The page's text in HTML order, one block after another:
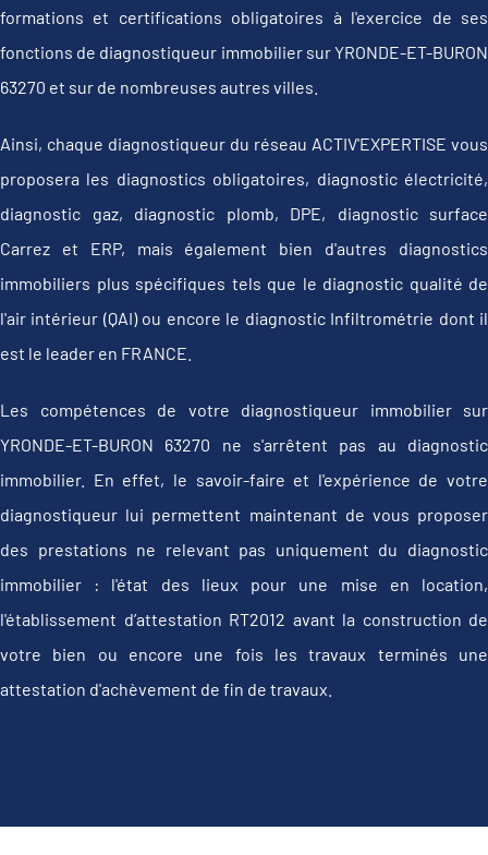
formations et certifications obligatoires à l'exercice de ses
fonctions de diagnostiqueur immobilier sur YRONDE-ET-BURON
63270 et sur de nombreuses autres villes.
Ainsi, chaque diagnostiqueur du réseau ACTIV'EXPERTISE vous
proposera les diagnostics obligatoires, diagnostic électricité,
diagnostic gaz, diagnostic plomb, DPE, diagnostic surface
Carrez et ERP, mais également bien d'autres diagnostics
immobiliers plus spécifiques tels que le diagnostic qualité de
l'air intérieur (QAI) ou encore le diagnostic Infiltrométrie dont il
est le leader en FRANCE.
Les compétences de votre diagnostiqueur immobilier sur
YRONDE-ET-BURON 63270 ne s'arrêtent pas au diagnostic
immobilier. En effet, le savoir-faire et l'expérience de votre
diagnostiqueur lui permettent maintenant de vous proposer
des prestations ne relevant pas uniquement du diagnostic
immobilier : l'état des lieux pour une mise en location,
l'établissement d’attestation RT2012 avant la construction de
votre bien ou encore une fois les travaux terminés une
attestation d'achèvement de fin de travaux.